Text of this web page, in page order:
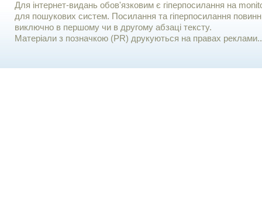
Для iнтернет-видань обов'язковим є гiперпосилання на
для пошукових систем. Посилання та гіперпосилання
виключно в першому чи в другому абзаці тексту.
Матеріали з позначкою (PR) друкуються на правах реклами..